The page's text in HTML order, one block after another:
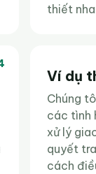
thiết
Ví dụ
Chúng
các tình
xử lý
quyết
cách